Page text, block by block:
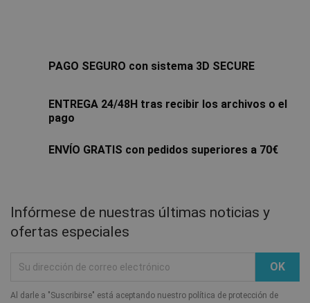
PAGO SEGURO con sistema 3D SECURE
ENTREGA 24/48H tras recibir los archivos o el
pago
ENVÍO GRATIS con pedidos superiores a 70€
Infórmese de nuestras últimas noticias y
ofertas especiales
Al darle a "Suscribirse" está aceptando nuestro política de protección de